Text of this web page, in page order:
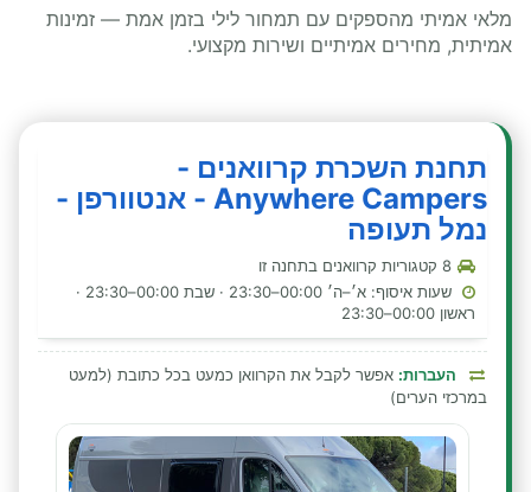
מלאי אמיתי מהספקים עם תמחור לילי בזמן אמת — זמינות
אמיתית, מחירים אמיתיים ושירות מקצועי.
תחנת השכרת קרוואנים -
Anywhere Campers - אנטוורפן -
נמל תעופה
שעות איסוף: א׳–ה׳ 00:00–23:30 · שבת 00:00–23:30 ·
ראשון 00:00–23:30
העברות: אפשר לקבל את הקרוואן כמעט בכל כתובת (למעט
במרכזי הערים)